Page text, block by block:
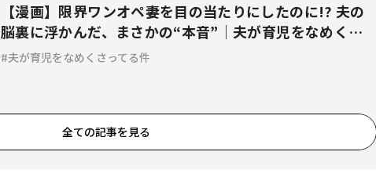
【漫画】限界ワンオペ妻を目の当たりにしたのに!? 夫の
脳裏に浮かんだ、まさかの“本音”｜夫が育児をなめくさ
ってる件 #14
夫が育児をなめくさってる件
全ての記事を見る